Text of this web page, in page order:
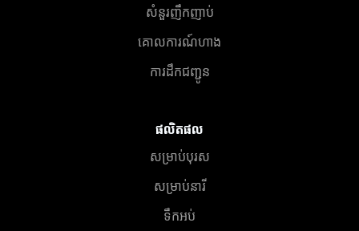
សំនួរញឹកញាប់
គោលការណ៍ហាង
ការដឹកជញ្ជូន
ផលិតផល
សម្រាប់បុរស
សម្រាប់នារី
ទឹកអប់